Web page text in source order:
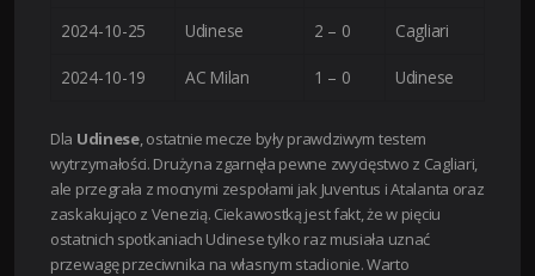
2024-10-25 Udinese 2 – 0 Cagliari
2024-10-19 AC Milan 1 – 0 Udinese
Dla Udinese, ostatnie mecze były prawdziwym testem
wytrzymałości. Drużyna zgarnęła pewne zwycięstwo z Cagliari,
ale przegrała z mocnymi zespołami jak Juventus i Atalanta oraz
zaskakująco z Venezią. Ciekawostką jest fakt, że w pięciu
ostatnich spotkaniach Udinese tylko raz musiała uznać
przewagę przeciwnika na własnym stadionie. Warto